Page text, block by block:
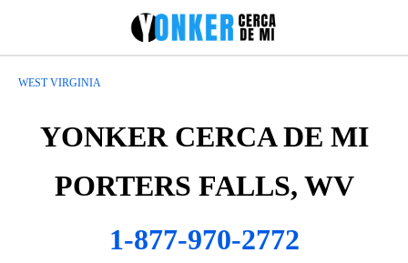
WEST VIRGINIA
YONKER CERCA DE MI
PORTERS FALLS, WV
1-877-970-2772